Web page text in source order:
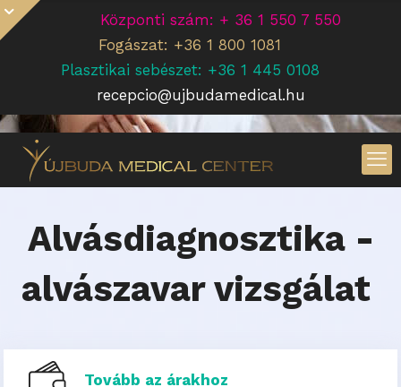
Központi szám: + 36 1 550 7 550
Fogászat: +36 1 800 1081
Plasztikai sebészet: +36 1 445 0108
recepcio@ujbudamedical.hu
Alvásdiagnosztika -
alvászavar vizsgálat
Tovább az árakhoz